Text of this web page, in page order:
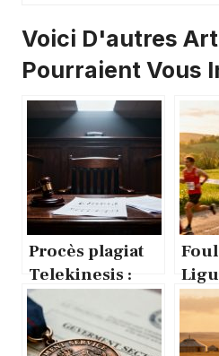
Voici D'autres
Pourraient Vous
Procès plagiat
Telekinesis :
Travis Scott,
SZA et Future
devant le juge
vie